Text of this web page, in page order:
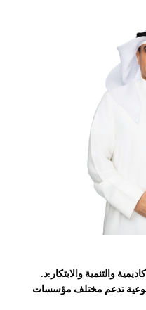
والتنمية والابتكار:د.
تدعم مختلف مؤسسات